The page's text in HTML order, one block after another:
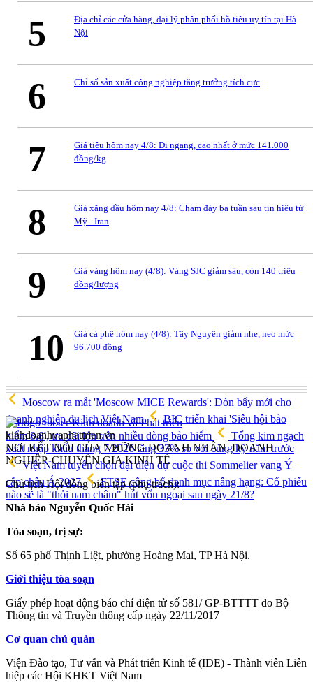
5
Địa chỉ các cửa hàng, đại lý phân phối hồ tiêu uy tín tại Hà
Nội
6 Chỉ số sản xuất công nghiệp tăng trưởng tích cực
7
Giá tiêu hôm nay 4/8: Đi ngang, cao nhất ở mức 141.000
đồng/kg
8
Giá xăng dầu hôm nay 4/8: Chạm đáy ba tuần sau tín hiệu từ
Mỹ - Iran
9
Giá vàng hôm nay (4/8): Vàng SJC giảm sâu, còn 140 triệu
đồng/lượng
10
Giá cà phê hôm nay (4/8): Tây Nguyên giảm nhẹ, neo mức
96.700 đồng
Moscow ra mắt 'Moscow MICE Rewards': Đòn bẩy mới cho
doanh nghiệp du lịch Việt Nam
BIC triển khai 'Siêu hội bảo
hiểm 8.8', ưu đãi lớn trên nhiều dòng bảo hiểm
Tổng kim ngạch
xuất nhập khẩu tháng 7/2026 tăng 33% so với cùng kỳ năm trước
Việt Nam tuyển chọn đại diện dự cuộc thi Sommelier vang Ý
cấp châu Á 2027
FTSE công bố danh mục nâng hạng: Cổ phiếu
nào sẽ là "thỏi nam châm" hút vốn ngoại sau ngày 21/8?
kinhdoanhvaphattrien.vn
NƠI KẾT NỐI CỦA NHỮNG DOANH NHÂN, DOANH
NGHIỆP, CHUYÊN GIA KINH TẾ
Chủ tịch Hội đồng biên tập (phụ trách):
Nhà báo Nguyễn Quốc Hải
Tòa soạn, trị sự:
Số 65 phố Thịnh Liệt, phường Hoàng Mai, TP Hà Nội.
Giới thiệu tòa soạn
Giấy phép hoạt động báo chí điện tử số 581/ GP-BTTTT do Bộ
Thông tin và Truyền thông cấp ngày 22/11/2017
Cơ quan chủ quản
Viện Đào tạo, Tư vấn và Phát triển Kinh tế (IDE) - Thành viên Liên
hiệp các Hội KHKT Việt Nam